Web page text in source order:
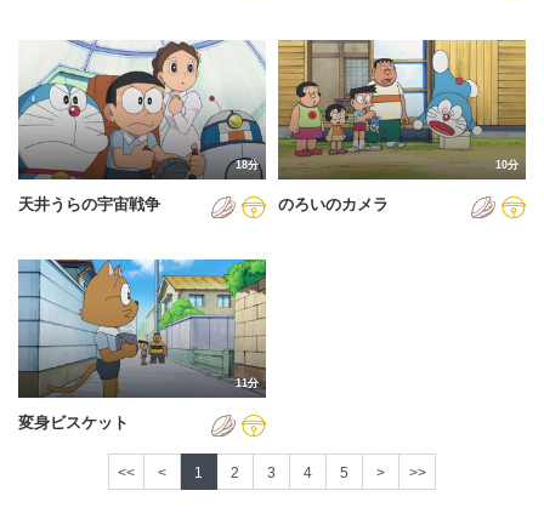
18分
天井うらの宇宙戦争
10分
のろいのカメラ
11分
変身ビスケット
<< < 1 2 3 4 5 > >>